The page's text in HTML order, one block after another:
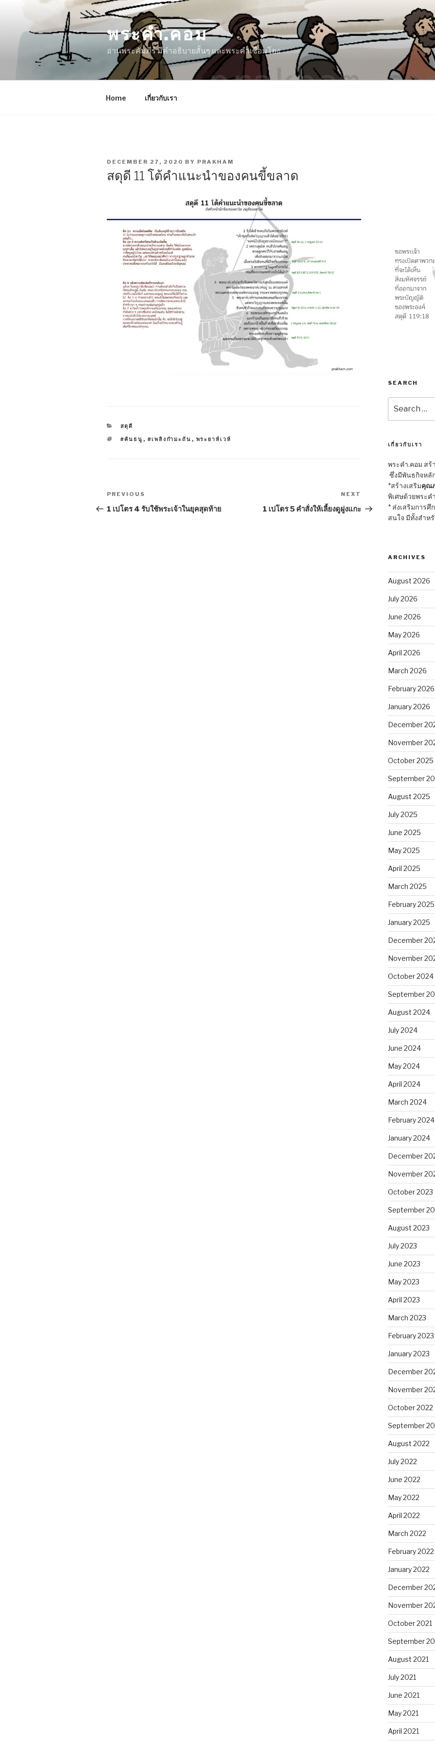
content
พระคำ.คอม
อ่านพระคัมภีร์ มีคำอธิบายสั้นๆ และพระคำเชื่อมโยง
Home เกี่ยวกับเรา
POSTED
DECEMBER 27, 2020 BY PRAKHAM
สดุดี 11 โต้คำแนะนำของคนขี้ขลาด
CATEGORIES
สดุดี
TAGS
#คันธนู , #เพลิงกำมะถัน , พระยาห์เวห์
Post
navigation
Previous
Post
PREVIOUS
1 เปโตร 4 รับใช้พระเจ้าในยุคสุดท้าย
Post
NEXT
1 เปโตร 5 คำสั่งให้เลี้ยงดูฝูงแกะ
SEARCH
for:
เกี่ยวกับเรา
พระคำ.คอม ส
ซึ่งมีพันธกิจหลั
*สร้างเสริมคุณ
พิเศษด้วยพระค
* ส่งเสริมการศึ
สนใจ มีทั้งสำห
ARCHIVES
August 2026
July 2026
June 2026
May 2026
April 2026
March 2026
February 2026
January 2026
December
November
October 2025
September
August 2025
July 2025
June 2025
May 2025
April 2025
March 2025
February 2025
January 2025
December
November
October 2024
September
August 2024
July 2024
June 2024
May 2024
April 2024
March 2024
February 2024
January 2024
December
November
October 2023
September
August 2023
July 2023
June 2023
May 2023
April 2023
March 2023
February 2023
January 2023
December
November
October 2022
September
August 2022
July 2022
June 2022
May 2022
April 2022
March 2022
February 2022
January 2022
December
November
October 2021
September
August 2021
July 2021
June 2021
May 2021
April 2021